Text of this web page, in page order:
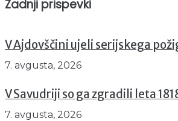
Zadnji prispevki
V Ajdovščini ujeli serijskega
7. avgusta, 2026
V Savudriji so ga zgradili leta
7. avgusta, 2026